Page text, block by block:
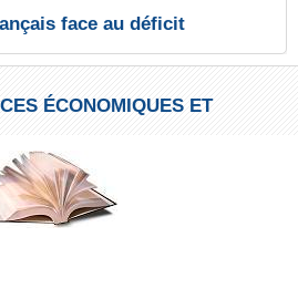
face au déficit
ÉCONOMIQUES ET